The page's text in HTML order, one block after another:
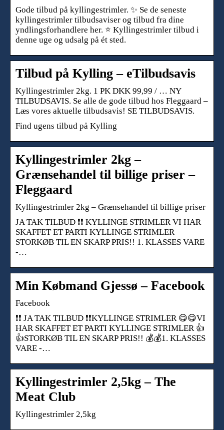
Gode tilbud på kyllingestrimler. ✨ Se de seneste
kyllingestrimler tilbudsaviser og tilbud fra dine
yndlingsforhandlere her. ⭐ Kyllingestrimler tilbud i
denne uge og udsalg på ét sted.
Tilbud på Kylling – eTilbudsavis
Kyllingestrimler 2kg. 1 PK DKK 99,99 / … NY
TILBUDSAVIS. Se alle de gode tilbud hos Fleggaard –
Læs vores aktuelle tilbudsavis! SE TILBUDSAVIS.
Find ugens tilbud på Kylling
Kyllingestrimler 2kg –
Grænsehandel til billige priser –
Fleggaard
Kyllingestrimler 2kg – Grænsehandel til billige priser
JA TAK TILBUD ❗️❗️ KYLLINGE STRIMLER VI HAR
SKAFFET ET PARTI KYLLINGE STRIMLER
STORKØB TIL EN SKARP PRIS!! 1. KLASSES VARE
-…
Min Købmand Gjessø – Facebook
Facebook
❗️❗️ JA TAK TILBUD ❗️❗️KYLLINGE STRIMLER 😋😋VI
HAR SKAFFET ET PARTI KYLLINGE STRIMLER 👍
👍STORKØB TIL EN SKARP PRIS!! 💰💰1. KLASSES
VARE -…
Kyllingestrimler 2,5kg – The
Meat Club
Kyllingestrimler 2,5kg